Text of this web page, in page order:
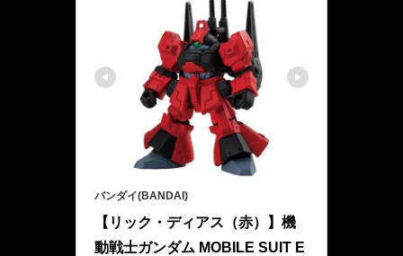
バンダイ(BANDAI)
【リック・ディアス（赤）】機
動戦士ガンダム MOBILE SUIT E